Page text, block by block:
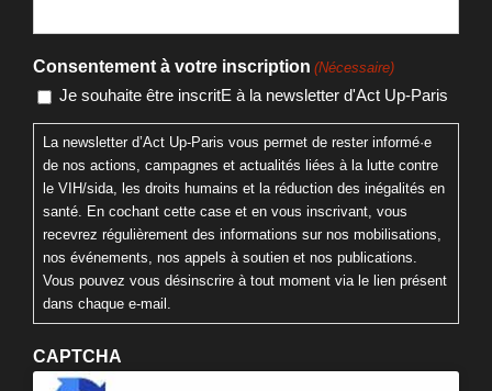
Consentement à votre inscription (Nécessaire)
Je souhaite être inscritE à la newsletter d'Act Up-Paris
La newsletter d’Act Up-Paris vous permet de rester informé·e
de nos actions, campagnes et actualités liées à la lutte contre
le VIH/sida, les droits humains et la réduction des inégalités en
santé. En cochant cette case et en vous inscrivant, vous
recevrez régulièrement des informations sur nos mobilisations,
nos événements, nos appels à soutien et nos publications.
Vous pouvez vous désinscrire à tout moment via le lien présent
dans chaque e-mail.
CAPTCHA